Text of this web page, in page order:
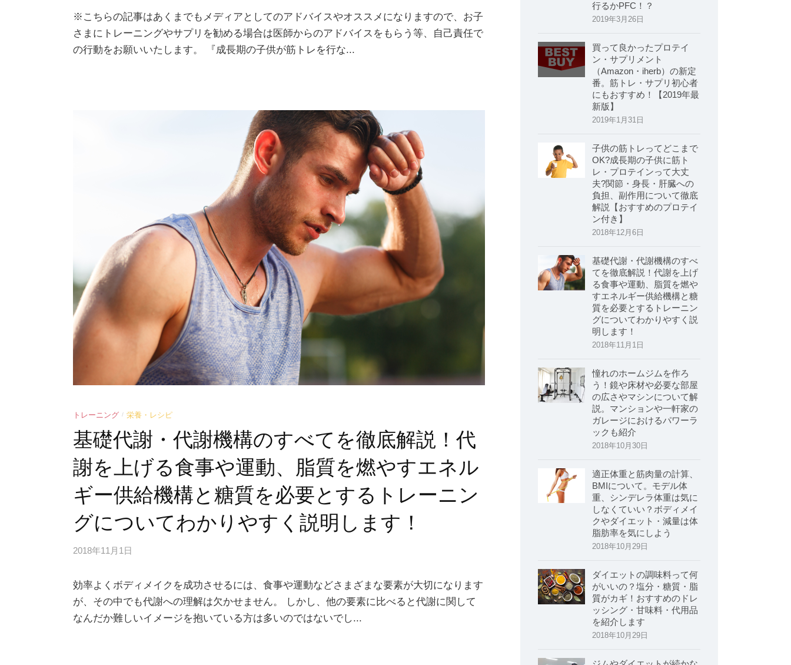
※こちらの記事はあくまでもメディアとしてのアドバイスやオススメになりますので、お子
さまにトレーニングやサプリを勧める場合は医師からのアドバイスをもらう等、自己責任で
の行動をお願いいたします。 『成長期の子供が筋トレを行な...
トレーニング / 栄養・レシピ
基礎代謝・代謝機構のすべてを徹底解説！代
謝を上げる食事や運動、脂質を燃やすエネル
ギー供給機構と糖質を必要とするトレーニン
グについてわかりやすく説明します！
2018年11月1日
効率よくボディメイクを成功させるには、食事や運動などさまざまな要素が大切になります
が、その中でも代謝への理解は欠かせません。 しかし、他の要素に比べると代謝に関して
なんだか難しいイメージを抱いている方は多いのではないでし...
行るかPFC！？
2019年3月26日
買って良かったプロテイ
ン・サプリメント
（Amazon・iherb）の新定
番。筋トレ・サプリ初心者
にもおすすめ！【2019年最
新版】
2019年1月31日
子供の筋トレってどこまで
OK?成長期の子供に筋ト
レ・プロテインって大丈
夫?関節・身長・肝臓への
負担、副作用について徹底
解説【おすすめのプロテイ
ン付き】
2018年12月6日
基礎代謝・代謝機構のすべ
てを徹底解説！代謝を上げ
る食事や運動、脂質を燃や
すエネルギー供給機構と糖
質を必要とするトレーニン
グについてわかりやすく説
明します！
2018年11月1日
憧れのホームジムを作ろ
う！鏡や床材や必要な部屋
の広さやマシンについて解
説。マンションや一軒家の
ガレージにおけるパワーラ
ックも紹介
2018年10月30日
適正体重と筋肉量の計算、
BMIについて。モデル体
重、シンデレラ体重は気に
しなくていい？ボディメイ
クやダイエット・減量は体
脂肪率を気にしよう
2018年10月29日
ダイエットの調味料って何
がいいの？塩分・糖質・脂
質がカギ！おすすめのドレ
ッシング・甘味料・代用品
を紹介します
2018年10月29日